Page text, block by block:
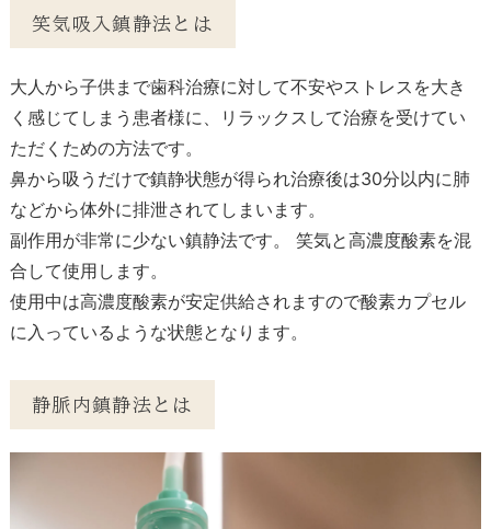
笑気吸入鎮静法とは
大人から子供まで歯科治療に対して不安やストレスを大き
く感じてしまう患者様に、リラックスして治療を受けてい
ただくための方法です。
鼻から吸うだけで鎮静状態が得られ治療後は30分以内に肺
などから体外に排泄されてしまいます。
副作用が非常に少ない鎮静法です。 笑気と高濃度酸素を混
合して使用します。
使用中は高濃度酸素が安定供給されますので酸素カプセル
に入っているような状態となります。
静脈内鎮静法とは